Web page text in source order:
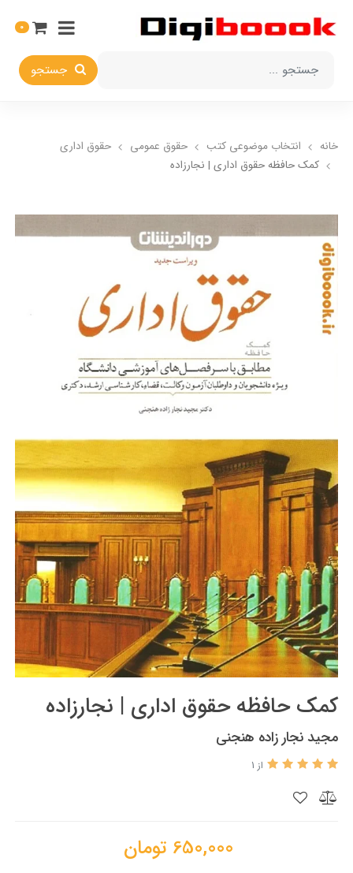
جستجو
0
خانه انتخاب​ موضوعي​ کتب حقوق عمومی
حقوق اداري
کمک حافظه حقوق اداری | نجارزاده
کمک حافظه حقوق اداری | نجارزاده
مجید نجار زاده هنجنی
از 1
650,000 تومان